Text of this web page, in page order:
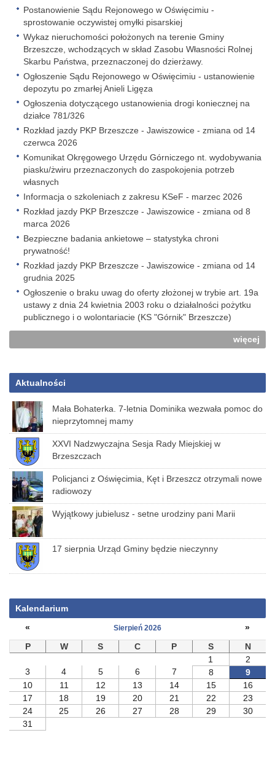
Postanowienie Sądu Rejonowego w Oświęcimiu -
sprostowanie oczywistej omyłki pisarskiej
Wykaz nieruchomości położonych na terenie Gminy
Brzeszcze, wchodzących w skład Zasobu Własności Rolnej
Skarbu Państwa, przeznaczonej do dzierżawy.
Ogłoszenie Sądu Rejonowego w Oświęcimiu - ustanowienie
depozytu po zmarłej Anieli Ligęza
Ogłoszenia dotyczącego ustanowienia drogi koniecznej na
działce 781/326
Rozkład jazdy PKP Brzeszcze - Jawiszowice - zmiana od 14
czerwca 2026
Komunikat Okręgowego Urzędu Górniczego nt. wydobywania
piasku/żwiru przeznaczonych do zaspokojenia potrzeb
własnych
Informacja o szkoleniach z zakresu KSeF - marzec 2026
Rozkład jazdy PKP Brzeszcze - Jawiszowice - zmiana od 8
marca 2026
Bezpieczne badania ankietowe – statystyka chroni
prywatność!
Rozkład jazdy PKP Brzeszcze - Jawiszowice - zmiana od 14
grudnia 2025
Ogłoszenie o braku uwag do oferty złożonej w trybie art. 19a
ustawy z dnia 24 kwietnia 2003 roku o działalności pożytku
publicznego i o wolontariacie (KS "Górnik" Brzeszcze)
więcej
Aktualności
Mała Bohaterka. 7-letnia Dominika wezwała pomoc do
nieprzytomnej mamy
XXVI Nadzwyczajna Sesja Rady Miejskiej w
Brzeszczach
Policjanci z Oświęcimia, Kęt i Brzeszcz otrzymali nowe
radiowozy
Wyjątkowy jubielusz - setne urodziny pani Marii
17 sierpnia Urząd Gminy będzie nieczynny
Kalendarium
«
Sierpień 2026
»
P
W S C P S
N
1
2
3
4 5 6 7 8
9
10
11 12 13 14 15
16
17
18 19 20 21 22
23
24
25 26 27 28 29
30
31